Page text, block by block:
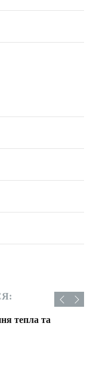
тепла та